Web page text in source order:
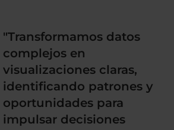
"Transformamos datos
complejos en
visualizaciones claras,
identificando patrones y
oportunidades para
impulsar decisiones